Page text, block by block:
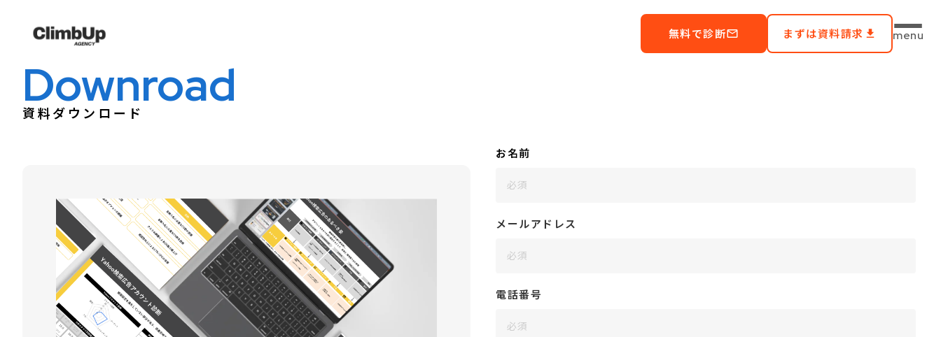
無料で診断mail_outline まずは資料請求
file_download
file_download
menu
Downroad
資料ダウンロード
お名前
メールアドレス
電話番号